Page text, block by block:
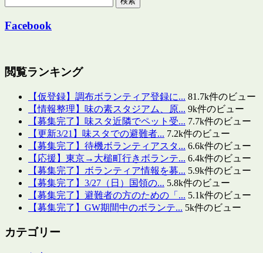
Facebook
閲覧ランキング
【仮登録】調布ボランティア登録に... 81.7k件のビュー
【情報整理】味の素スタジアム、原... 9k件のビュー
【募集完了】味スタ近隣でペット受... 7.7k件のビュー
【更新3/21】味スタでの避難者... 7.2k件のビュー
【募集完了】待機ボランティアスタ... 6.6k件のビュー
【応援】東京→大槌町行きボランテ... 6.4k件のビュー
【募集完了】ボランティア情報を募... 5.9k件のビュー
【募集完了】3/27（日）国領の... 5.8k件のビュー
【募集完了】避難者の方のための「... 5.1k件のビュー
【募集完了】GW期間中のボランテ... 5k件のビュー
カテゴリー